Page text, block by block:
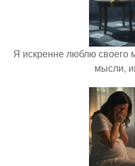
Я искренне люблю своего
мысли,